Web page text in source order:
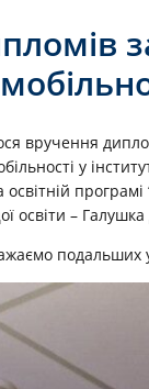
вручення
у
освіти –
подальших